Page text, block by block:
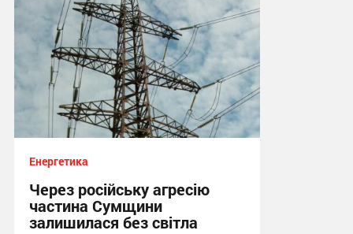
Енергетика
Через російську агресію
частина Сумщини
залишилася без світла